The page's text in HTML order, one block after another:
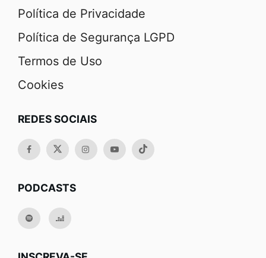
Política de Privacidade
Política de Segurança LGPD
Termos de Uso
Cookies
REDES SOCIAIS
PODCASTS